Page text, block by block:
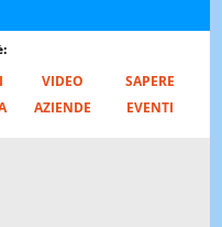
VIDEO
SAPERE
AZIENDE EVENTI